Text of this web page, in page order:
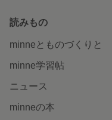
読みもの
minneとものづくりと
minne学習帖
ニュース
minneの本